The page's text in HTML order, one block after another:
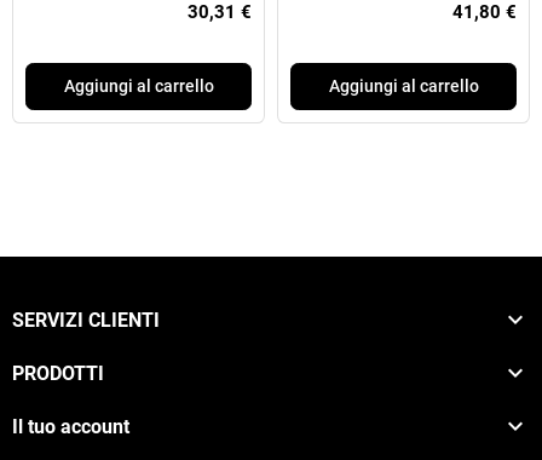
30,31 €
Aggiungi al carrello
41,80 €
Aggiungi al carrello
SERVIZI CLIENTI 
PRODOTTI 
Il tuo account 